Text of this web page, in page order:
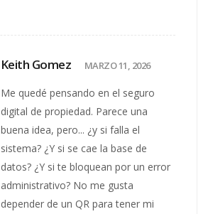
Keith Gomez MARZO 11, 2026
Me quedé pensando en el seguro
digital de propiedad. Parece una
buena idea, pero... ¿y si falla el
sistema? ¿Y si se cae la base de
datos? ¿Y si te bloquean por un error
administrativo? No me gusta
depender de un QR para tener mi